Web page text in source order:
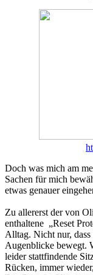
Doch was mich am
Sachen für mich
etwas genauer
Zu allererst der von
enthaltene „Reset
Alltag. Nicht nur,
Augenblicke bewegt.
leider stattfindende
Rücken, immer